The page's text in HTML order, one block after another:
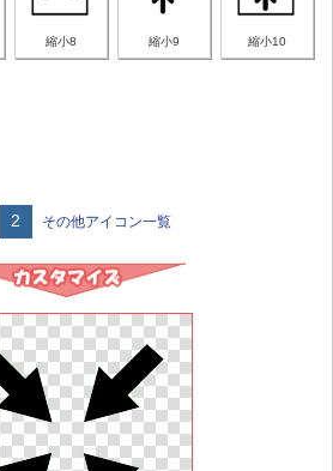
縮小8 縮小9 縮小10
2 その他アイコン一覧